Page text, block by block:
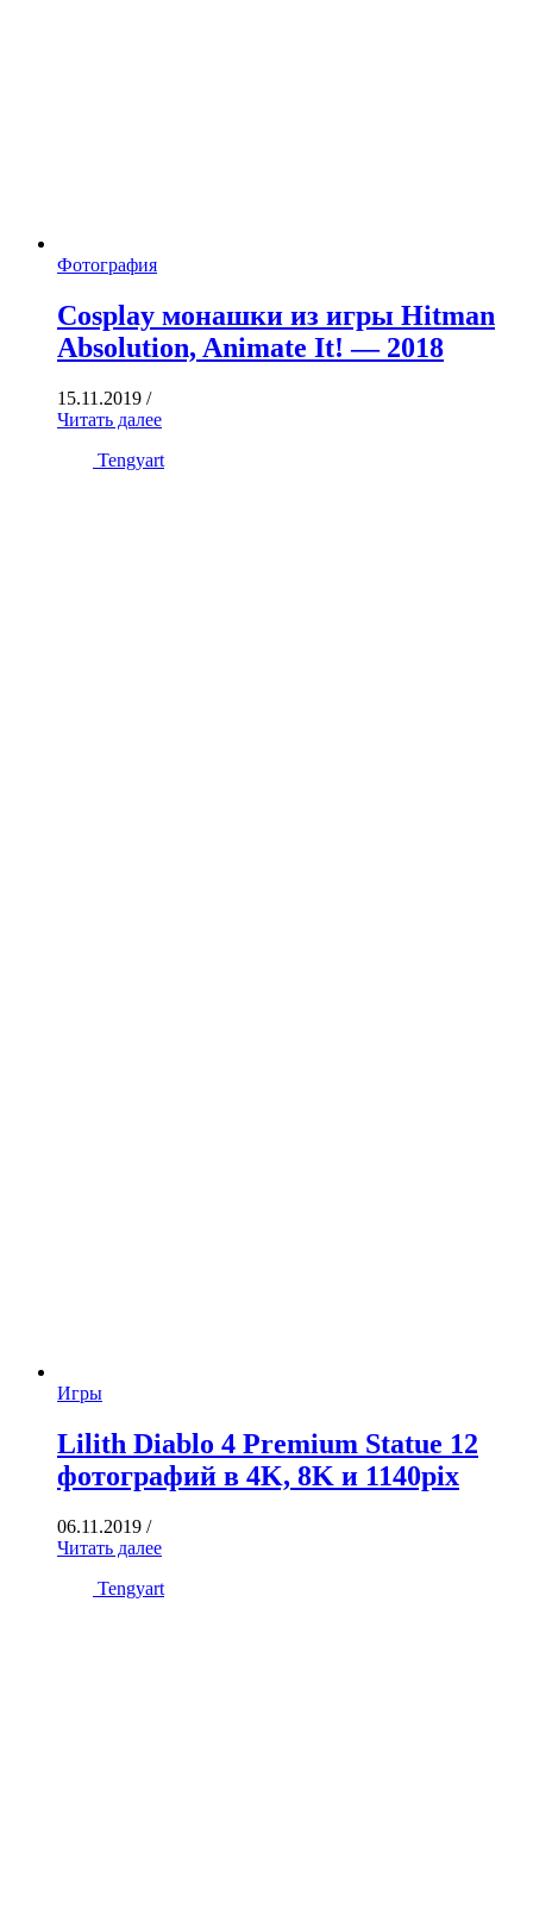
Фотография
Cosplay монашки из игры Hitman
Absolution, Animate It! — 2018
15.11.2019 /
Читать далее
Tengyart
Игры
Lilith Diablo 4 Premium Statue 12
фотографий в 4K, 8K и 1140pix
06.11.2019 /
Читать далее
Tengyart